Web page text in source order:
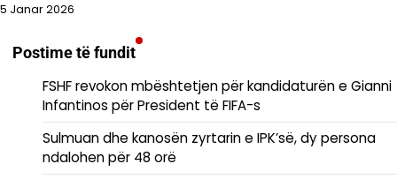
5 Janar 2026
Postime të fundit
FSHF revokon mbështetjen për kandidaturën e Gianni
Infantinos për President të FIFA-s
Sulmuan dhe kanosën zyrtarin e IPK’së, dy persona
ndalohen për 48 orë